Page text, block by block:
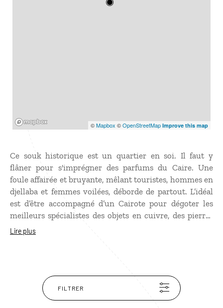
©Mapbox ©OpenStreetMap Improve this map
Ce souk historique est un quartier en soi. Il faut y
flâner pour s'imprégner des parfums du Caire. Une
foule affairée et bruyante, mêlant touristes, hommes en
djellaba et femmes voilées, déborde de partout. L’idéal
est d’être accompagné d’un Cairote pour dégoter les
meilleurs spécialistes des objets en cuivre, des pierres
précieuses, des bijoux… Il y a des affaires à faire pour qui
mosquée Al-Hakim ou encore la célèbre Maison es
Suhaymi, somptueuse résidence du XVIIe siècle qui
symbolise le faste et le raffinement des demeures
Lire plus
FILTRER